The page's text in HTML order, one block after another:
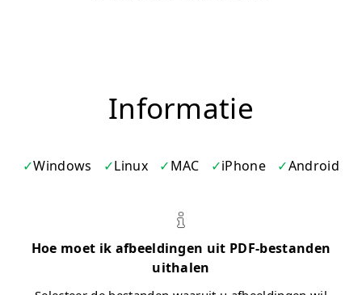
Informatie
Windows Linux MAC iPhone Android
Hoe moet ik afbeeldingen uit PDF-bestanden
uithalen